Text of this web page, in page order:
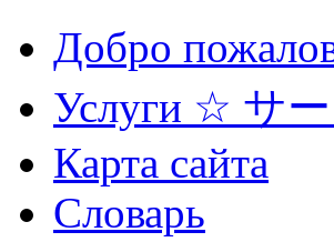
Добро
Услуги ☆ サ
Карта сайта
Словарь